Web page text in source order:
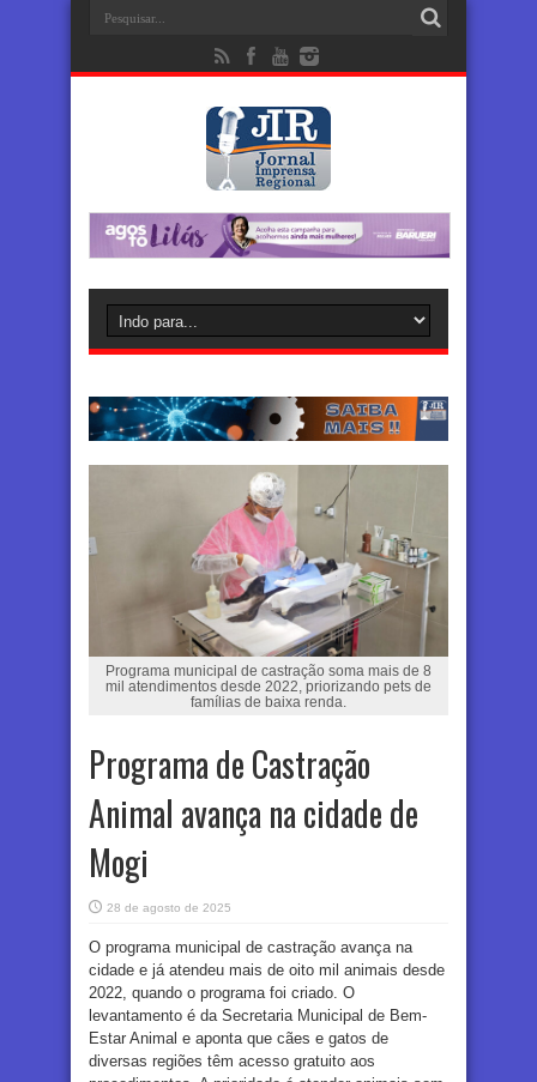
Programa municipal de castração soma mais de 8
mil atendimentos desde 2022, priorizando pets de
famílias de baixa renda.
Programa de Castração
Animal avança na cidade de
Mogi
28 de agosto de 2025
O programa municipal de castração avança na
cidade e já atendeu mais de oito mil animais desde
2022, quando o programa foi criado. O
levantamento é da Secretaria Municipal de Bem-
Estar Animal e aponta que cães e gatos de
diversas regiões têm acesso gratuito aos